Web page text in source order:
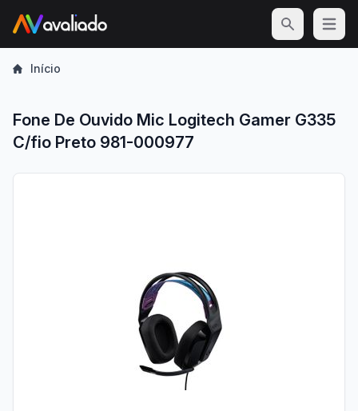
Open
Início
Fone De Ouvido Mic Logitech Gamer G335
C/fio Preto 981-000977